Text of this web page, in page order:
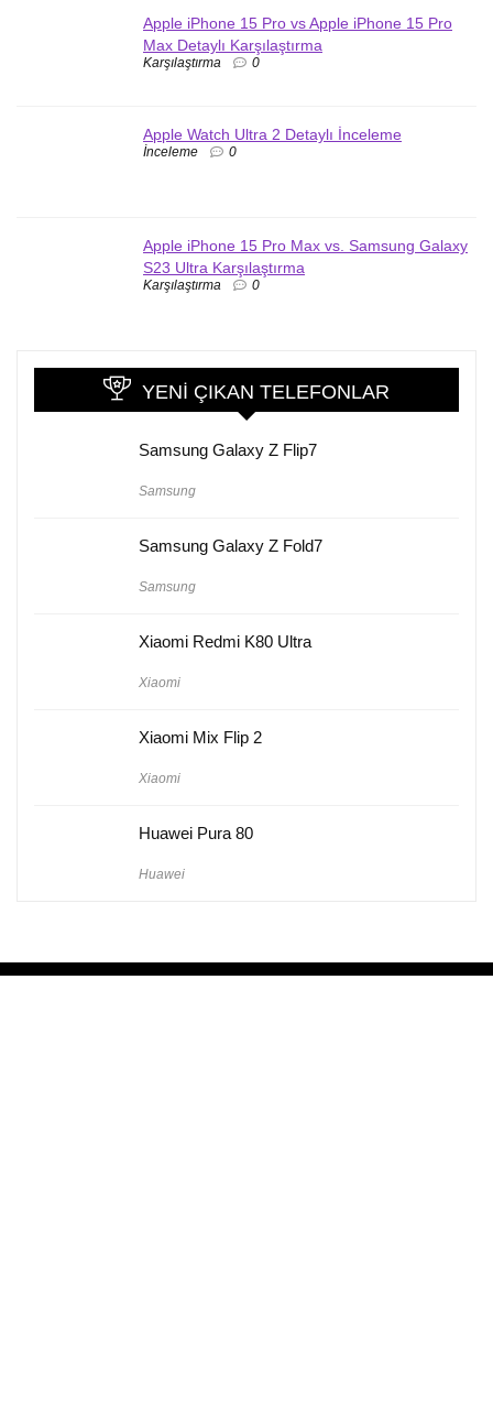
Apple iPhone 15 Pro vs Apple iPhone 15 Pro
Max Detaylı Karşılaştırma
Karşılaştırma 0
Apple Watch Ultra 2 Detaylı İnceleme
İnceleme 0
Apple iPhone 15 Pro Max vs. Samsung Galaxy
S23 Ultra Karşılaştırma
Karşılaştırma 0
YENI ÇIKAN TELEFONLAR
Samsung Galaxy Z Flip7
Samsung
Samsung Galaxy Z Fold7
Samsung
Xiaomi Redmi K80 Ultra
Xiaomi
Xiaomi Mix Flip 2
Xiaomi
Huawei Pura 80
Huawei